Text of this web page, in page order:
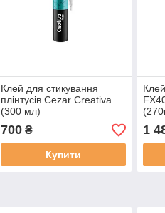
Клей для стикування
плінтусів Cezar Creativa
(300 мл)
700₴
Купити
1